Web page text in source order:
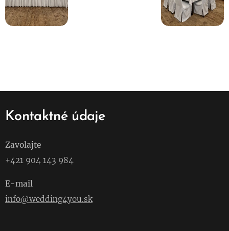
Kontaktné údaje
Zavolajte
+421 904 143 984
E-mail
info@wedding4you.sk